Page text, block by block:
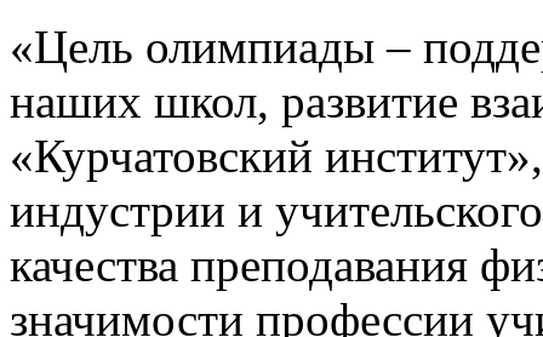
«Цель олимпиады –
наших школ, развитие
«Курчатовский
индустрии и
качества преподавания
значимости профессии